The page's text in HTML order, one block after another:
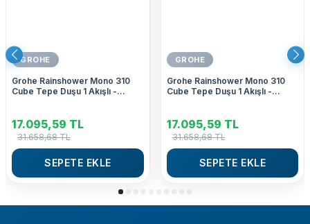
GROHE
Grohe Rainshower Mono 310
Cube Tepe Duşu 1 Akışlı -
17.095,59 TL
31.658,68TL
SEPETE EKLE
GROHE
Grohe Rainshower Mono 310
Cube Tepe Duşu 1 Akışlı -
17.095,59 TL
31.658,68TL
SEPETE EKLE